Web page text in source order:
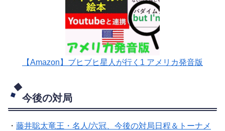
【Amazon】ブヒブヒ星人が行く1 アメリカ発音版
今後の対局
・ 藤井聡太竜王・名人/六冠、今後の対局日程＆トーナメ